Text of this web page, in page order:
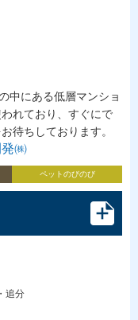
中にある低層マンショ
れており、すぐにで
待ちしております。
㈱
ペットのびのび
追分